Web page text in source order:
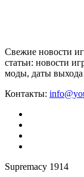
Свежие новости
статьи: новости
моды, даты
Контакты:
Supremacy 1914